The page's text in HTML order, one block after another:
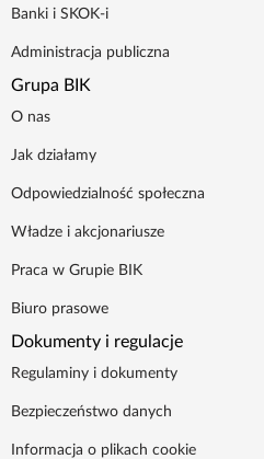
Banki i SKOK-i
Administracja publiczna
Grupa BIK
O nas
Jak działamy
Odpowiedzialność społeczna
Władze i akcjonariusze
Praca w Grupie BIK
Biuro prasowe
Dokumenty i regulacje
Regulaminy i dokumenty
Bezpieczeństwo danych
Informacja o plikach cookie